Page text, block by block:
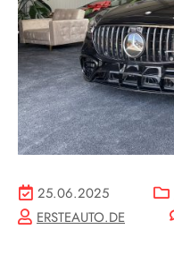
25.06.2025
ERSTEAUTO.DE